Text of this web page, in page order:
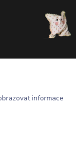
informace